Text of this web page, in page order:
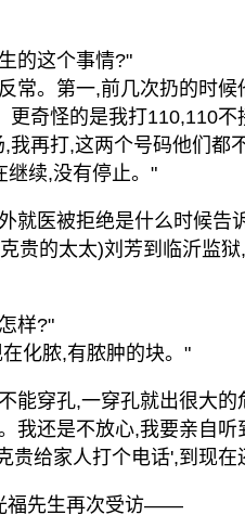
的这个事情?"
常。第一,前几次扔的时候
更奇怪的是我打110,110
我再打,这两个号码他们都
继续,没有停止。"
就医被拒绝是什么时候告
贵的太太)刘芳到临沂监狱
样?"
化脓,有脓肿的块。"
能穿孔,一穿孔就出很大的
我还是不放心,我要亲自听
贵给家人打个电话',到现在
福先生再次受访——